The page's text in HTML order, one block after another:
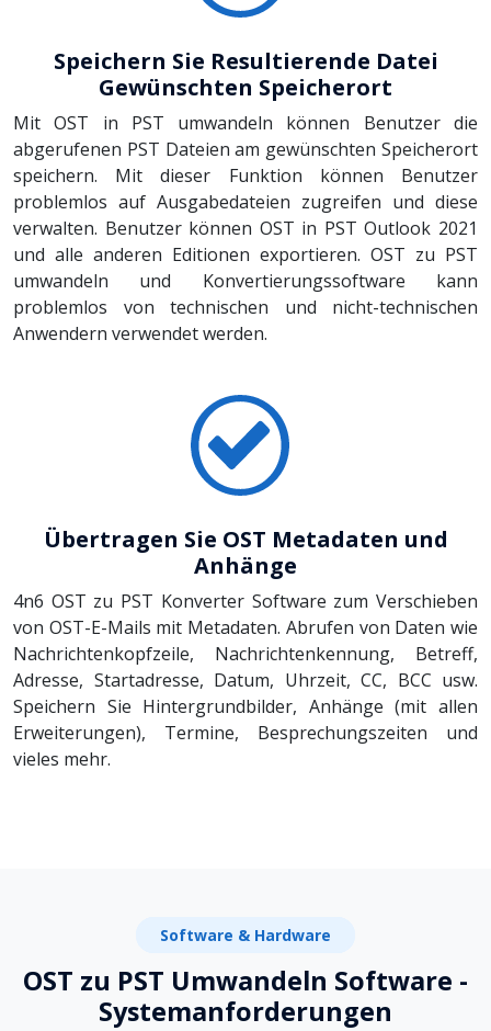
Speichern Sie Resultierende Datei
Gewünschten Speicherort
Mit OST in PST umwandeln können Benutzer die
abgerufenen PST Dateien am gewünschten Speicherort
speichern. Mit dieser Funktion können Benutzer
problemlos auf Ausgabedateien zugreifen und diese
verwalten. Benutzer können OST in PST Outlook 2021
und alle anderen Editionen exportieren. OST zu PST
umwandeln und Konvertierungssoftware kann
problemlos von technischen und nicht-technischen
Anwendern verwendet werden.
Übertragen Sie OST Metadaten und
Anhänge
4n6 OST zu PST Konverter Software zum Verschieben
von OST-E-Mails mit Metadaten. Abrufen von Daten wie
Nachrichtenkopfzeile, Nachrichtenkennung, Betreff,
Adresse, Startadresse, Datum, Uhrzeit, CC, BCC usw.
Speichern Sie Hintergrundbilder, Anhänge (mit allen
Erweiterungen), Termine, Besprechungszeiten und
vieles mehr.
Software & Hardware
OST zu PST Umwandeln Software -
Systemanforderungen